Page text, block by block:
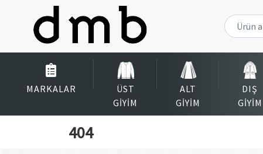
MARKALAR
ÜST
GIYIM
ALT
GIYIM
DIŞ
GIYIM
404